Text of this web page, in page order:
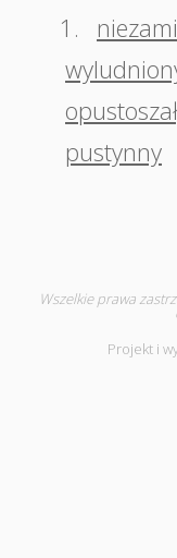
1.
pustynny
Wszelkie prawa
Projekt i